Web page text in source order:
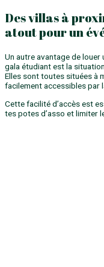
Des villas à
atout pour un
Un autre avantage de
gala étudiant est la
Elles sont toutes situées à
facilement accessibles par
Cette facilité d’accès est
tes potes d’asso et limiter